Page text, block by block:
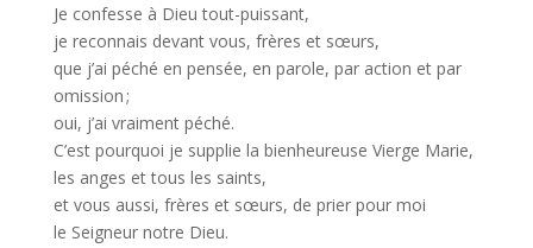
Je confesse à Dieu tout-puissant,
je reconnais devant vous, frères et sœurs,
que j’ai péché en pensée, en parole, par action et par
omission ;
oui, j’ai vraiment péché.
C’est pourquoi je supplie la bienheureuse Vierge Marie,
les anges et tous les saints,
et vous aussi, frères et sœurs, de prier pour moi
le Seigneur notre Dieu.